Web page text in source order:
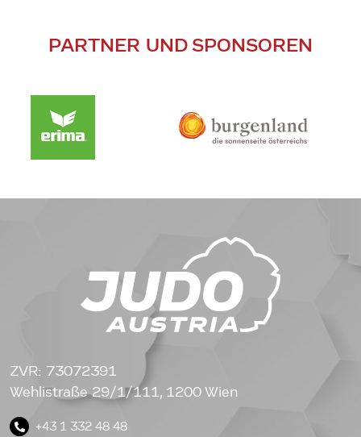
PARTNER UND SPONSOREN
ZVR: 73072391
Wehlistraße 29/1/111, 1200 Wien
+43 1 332 48 48